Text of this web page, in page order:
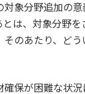
象分野追加の
は、対象分野
のあたり、どう
保が困難な状